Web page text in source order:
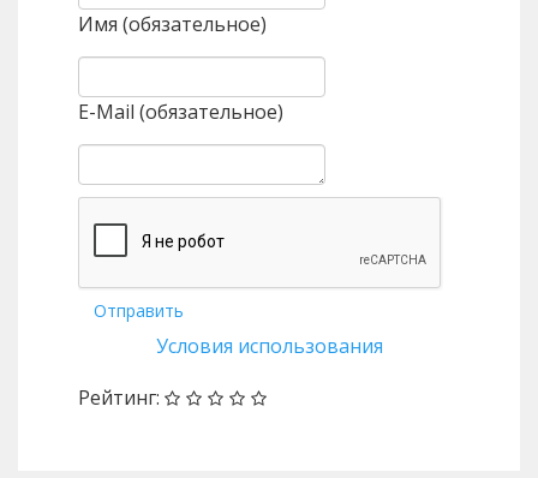
Имя (обязательное)
E-Mail (обязательное)
Отправить
Условия использования
Рейтинг: